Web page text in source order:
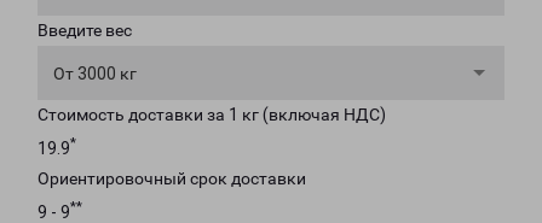
Введите вес
От 3000 кг
Стоимость доставки за 1 кг (включая НДС)
19.9*
Ориентировочный срок доставки
9 - 9**